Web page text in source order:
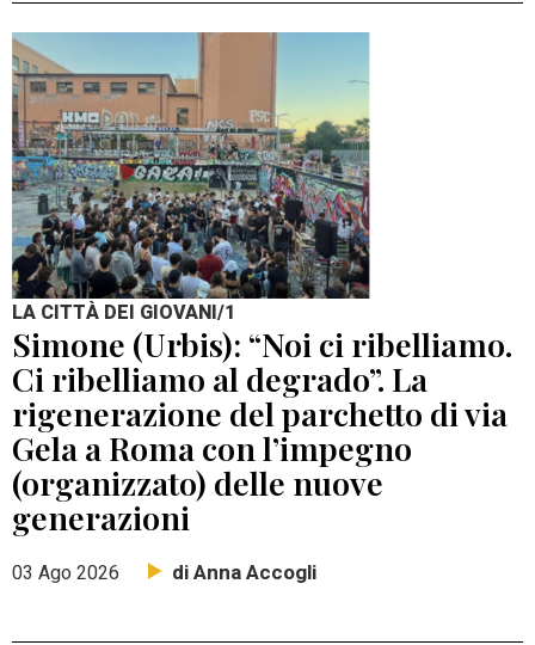
LA CITTÀ DEI GIOVANI/1
Simone (Urbis): “Noi ci ribelliamo.
Ci ribelliamo al degrado”. La
rigenerazione del parchetto di via
Gela a Roma con l’impegno
(organizzato) delle nuove
generazioni
03 Ago 2026 di Anna Accogli